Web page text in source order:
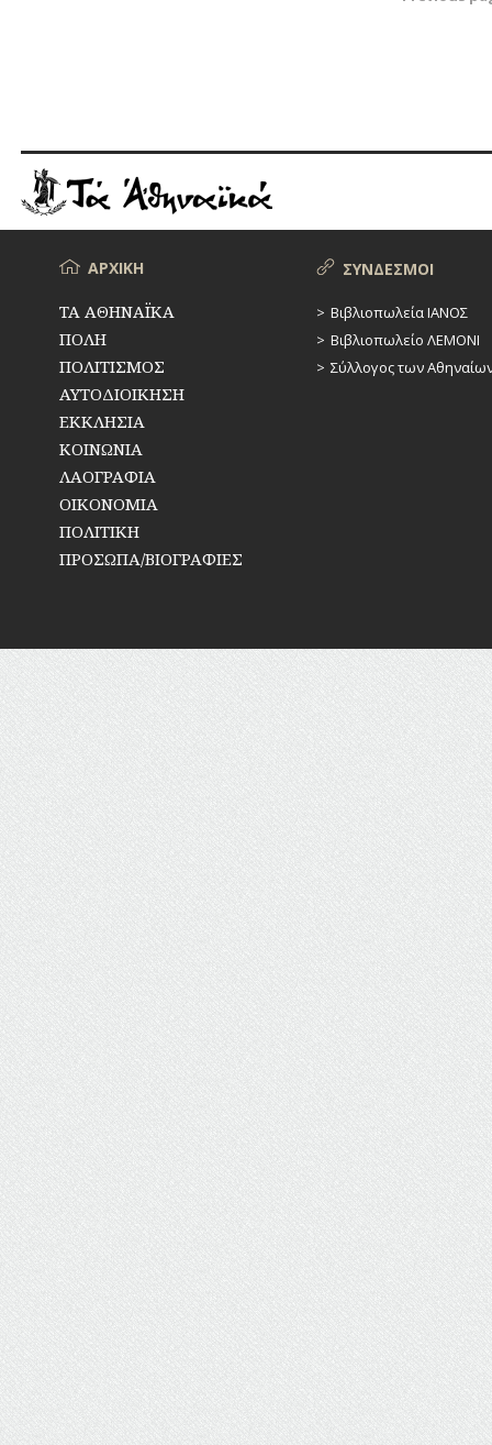
ΜενούΑΡΧΙΚΗ
ΤΑ ΑΘΗΝΑΪΚΑ
ΠΟΛΗ
ΠΟΛΙΤΙΣΜΟΣ
ΑΥΤΟΔΙΟΙΚΗΣΗ
ΕΚΚΛΗΣΙΑ
ΚΟΙΝΩΝΙΑ
ΛΑΟΓΡΑΦΙΑ
ΟΙΚΟΝΟΜΙΑ
ΠΟΛΙΤΙΚΗ
ΠΡΟΣΩΠΑ/ΒΙΟΓΡΑΦΙΕΣ
ΣΥΝΔΕΣΜΟΙ
Βιβλιοπωλεία ΙΑΝΟΣ
Βιβλιοπωλείο ΛΕΜΟΝΙ
Σύλλογος των